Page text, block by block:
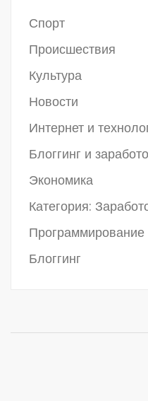
Спорт
Происшествия
Культура
Новости
Интернет и
Блоггинг и
Экономика
Категория:
Программирование
Блоггинг